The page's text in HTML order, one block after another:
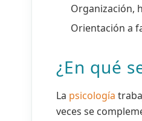
Organización,
Orientación a
¿En qué
La psicología
veces se